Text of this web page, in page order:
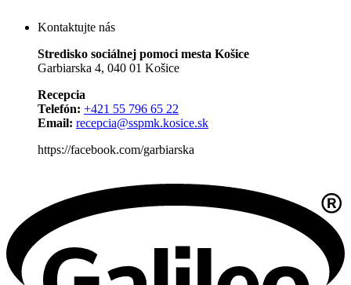
Kontaktujte nás
Stredisko sociálnej pomoci mesta Košice
Garbiarska 4, 040 01 Košice
Recepcia
Telefón: +421 55 796 65 22
Email: recepcia@sspmk.kosice.sk
https://facebook.com/garbiarska